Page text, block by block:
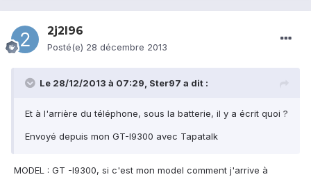
2j2l96
Posté(e) 28 décembre 2013
Le 28/12/2013 à 07:29, Ster97 a dit :
Et à l'arrière du téléphone, sous la batterie, il y a écrit quoi ?
Envoyé depuis mon GT-I9300 avec Tapatalk
MODEL : GT -I9300, si c'est mon model comment j'arrive à